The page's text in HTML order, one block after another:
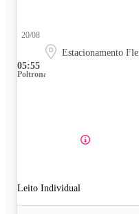
05:55
20/08
Estacionamento
Poltrona
Leito Individual